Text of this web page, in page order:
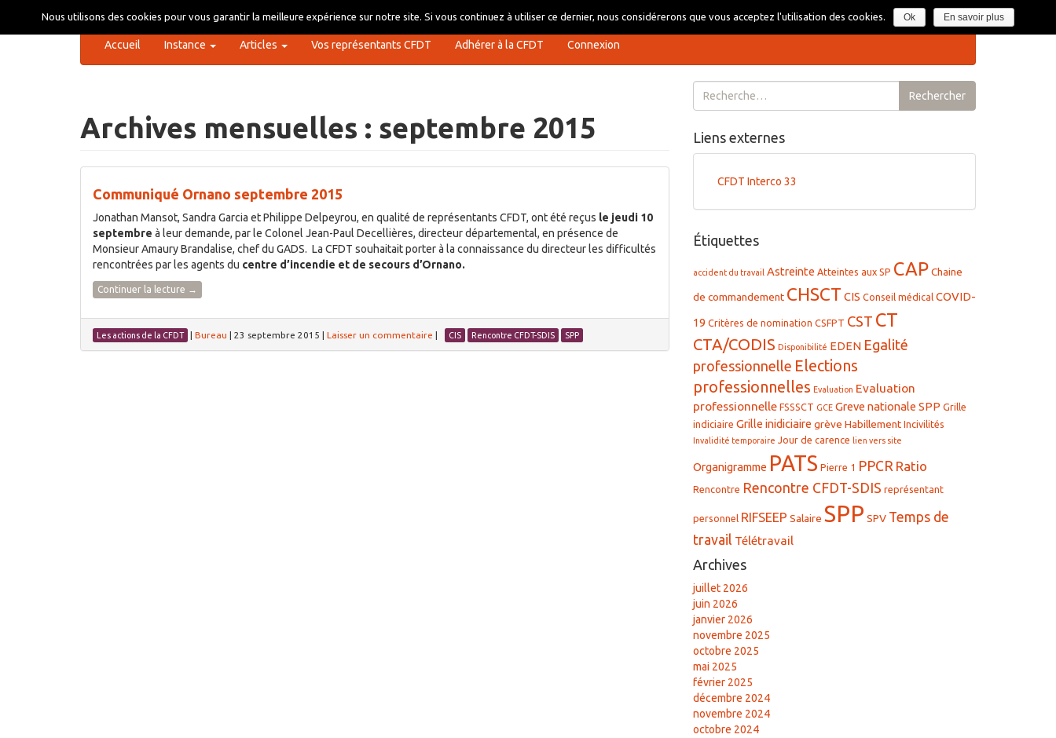
contenu
Section syndicale CFDT Interco du SDIS 33
Accueil Instance Articles Vos représentants CFDT Adhérer à la CFDT Connexion
Archives mensuelles : septembre 2015
Communiqué Ornano septembre 2015
Jonathan Mansot, Sandra Garcia et Philippe Delpeyrou, en qualité de représentants CFDT, ont été reçus le jeudi 10
septembre à leur demande, par le Colonel Jean-Paul Decellières, directeur départemental, en présence de
Monsieur Amaury Brandalise, chef du GADS. La CFDT souhaitait porter à la connaissance du directeur les difficultés
rencontrées par les agents du centre d’incendie et de secours d’Ornano.
Continuer la lecture →
Les actions de la CFDT | Bureau | 23 septembre 2015 | Laisser un commentaire | CIS Rencontre CFDT-SDIS SPP
Rechercher :
Rechercher
Liens externes
CFDT Interco 33
Étiquettes
accident du travail Astreinte Atteintes aux SP CAPChaine
de commandement CHSCT CIS Conseil médical COVID-
19 Critères de nomination CSFPT CST CT
CTA/CODIS Disponibilité EDEN Egalité
professionnelle Elections
professionnelles Evaluation Evaluation
professionnelle FSSSCT GCE Greve nationale SPP Grille
indiciaire Grille inidiciaire grève Habillement Incivilités
Invalidité temporaire Jour de carence lien vers site
Organigramme PATS Pierre 1 PPCR Ratio
Rencontre Rencontre CFDT-SDIS représentant
personnel RIFSEEP Salaire SPP SPV Temps de
travail Télétravail
Archives
juillet 2026
juin 2026
janvier 2026
novembre 2025
octobre 2025
mai 2025
février 2025
décembre 2024
novembre 2024
octobre 2024
Nous utilisons des cookies pour vous garantir la meilleure expérience sur notre site. Si vous continuez à utiliser ce dernier, nous considérerons que vous acceptez l'utilisation des cookies. Ok En savoir plus